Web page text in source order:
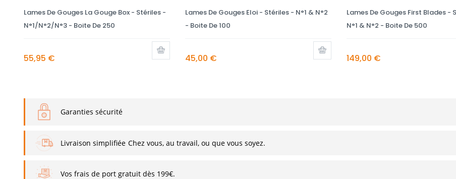
Lames De Gouges La Gouge Box - Stériles -
N°1/N°2/N°3 - Boite De 250
55,95 €
Lames De Gouges Eloi - Stériles - N°1 & N°2
- Boite De 100
45,00 €
Lames De Gouges First Blades -
N°1 & N°2 - Boite De 500
149,00 €
Garanties sécurité
Livraison simplifiée Chez vous, au travail, ou que vous soyez.
Vos frais de port gratuit dès 199€.